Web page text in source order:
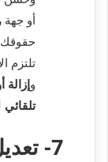
أو
حقوقك
تلتزم
و
تلقائي
7- تعديل السياسات والاتفاقية